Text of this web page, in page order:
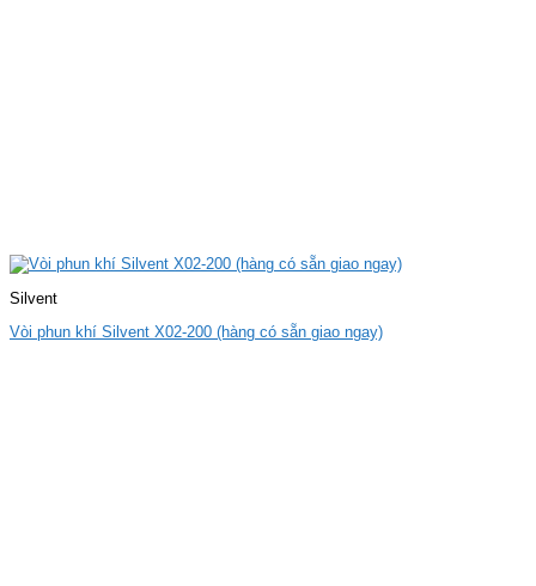
Silvent
Vòi phun khí Silvent X02-200 (hàng có sẵn giao ngay)